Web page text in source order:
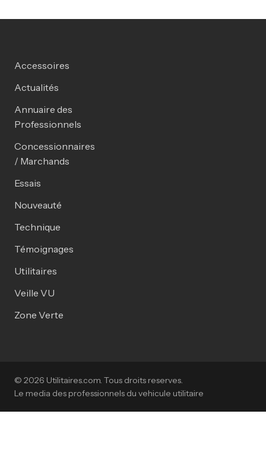
Accessoires
Actualités
Annuaire des
Professionnels
Concessionnaires
/ Marchands
Essais
Nouveauté
Technique
Témoignages
Utilitaires
Veille VU
Zone Verte
© 2026 Utilitaires.com. Tous droits reserves.
Le media des professionnels du vehicule utilitaire